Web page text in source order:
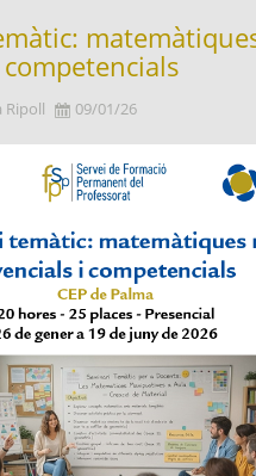
Ripoll 09/01/26